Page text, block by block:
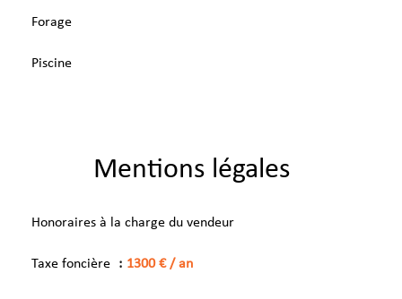
Forage
Piscine
Mentions légales
Honoraires à la charge du vendeur
Taxe foncière 1300 € / an